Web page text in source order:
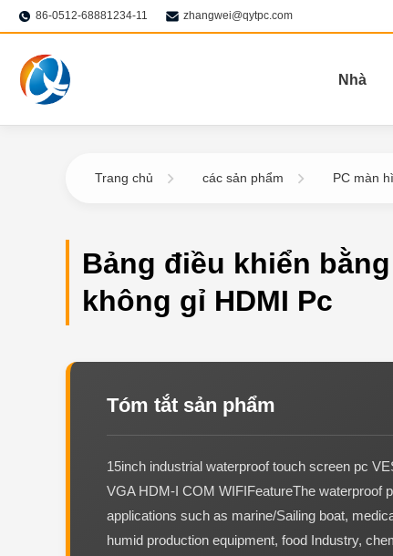
86-0512-68881234-11 zhangwei@qytpc.com
Nhà
Trang chủ các sản phẩm PC màn
Bảng điều khiển
không gỉ HDMI Pc
Tóm tắt sản phẩm
15inch industrial waterproof touch screen pc
VGA HDM-I COM WIFIFeatureThe waterproof
applications such as marine/Sailing boat,
humid production equipment, food Industry,